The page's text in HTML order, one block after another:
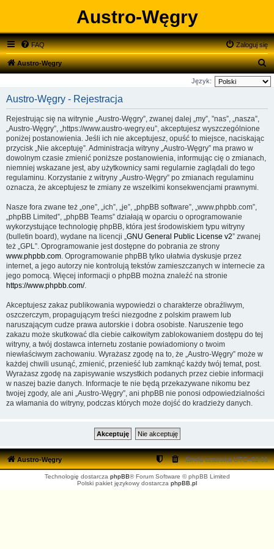
Austro-Węgry
FAQ Zaloguj się
Austro-Węgry
S
z
Język:
Austro-Węgry - Rejestracja
Rejestrując się na witrynie „Austro-Węgry”, zwanej dalej „my”, ”nas”, „nasza”,
„Austro-Węgry”, „https://www.austro-wegry.eu”, akceptujesz wyszczególnione
poniżej postanowienia. Jeśli ich nie akceptujesz, opuść to miejsce, naciskając
przycisk „Nie akceptuję”. Administracja witryny „Austro-Węgry” ma prawo w
dowolnym czasie zmienić poniższe postanowienia, informując cię o zmianach,
niemniej wskazane jest, aby użytkownicy sami regularnie zaglądali do tego
regulaminu. Korzystanie z witryny „Austro-Węgry” po zmianach regulaminu
oznacza, że akceptujesz te zmiany ze wszelkimi konsekwencjami prawnymi.
Nasze fora zwane też „one”, „ich”, „je”, „phpBB software”, „www.phpbb.com”,
„phpBB Limited”, „phpBB Teams” działają w oparciu o oprogramowanie
wykorzystujące technologię phpBB, która jest środowiskiem typu witryny
(bulletin board), wydane na licencji „GNU General Public License v2” zwanej
też „GPL”. Oprogramowanie jest dostępne do pobrania ze strony
www.phpbb.com. Oprogramowanie phpBB tylko ułatwia dyskusje przez
internet, a jego autorzy nie kontrolują tekstów zamieszczanych w internecie za
jego pomocą. Więcej informacji o phpBB można znaleźć na stronie
https://www.phpbb.com/.
Akceptujesz zakaz publikowania wypowiedzi o charakterze obraźliwym,
oszczerczym, propagującym treści niezgodne z polskim prawem lub
naruszającym cudze prawa autorskie i dobra osobiste. Naruszenie tego
zakazu może skutkować dla ciebie całkowitym zablokowaniem dostępu do tej
witryny, a twój dostawca internetu zostanie powiadomiony o twoim
niewłaściwym zachowaniu. Wyrażasz zgodę na to, że „Austro-Węgry” może w
każdej chwili usunąć, zmienić, przenieść lub zamknąć każdy twój temat, post.
Wyrażasz zgodę na zapisywanie wszystkich podanych przez ciebie informacji
w naszej bazie danych. Informacje te nie będą przekazywane nikomu bez
twojej zgody, ale ani „Austro-Węgry”, ani phpBB nie ponosi odpowiedzialności
za włamania do witryny, podczas których może dojść do kradzieży danych.
Austro-Węgry Strefa czasowaUTC+02:00
Technologię dostarcza phpBB® Forum Software © phpBB Limited
Polski pakiet językowy dostarcza phpBB.pl